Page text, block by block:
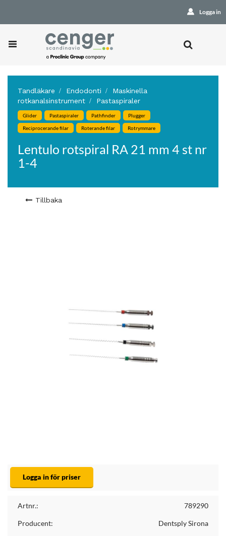
Logga in
Tandläkare Endodonti
Maskinella
rotkanalsinstrument
Pastaspiraler
Glider Pastaspiraler Pathfinder Plugger
Reciprocerande filar Roterande filar Rotrymmare
Lentulo rotspiral RA 21 mm 4 st nr
1-4
Tillbaka
Logga in för priser
Artnr.: 789290
Producent: Dentsply Sirona